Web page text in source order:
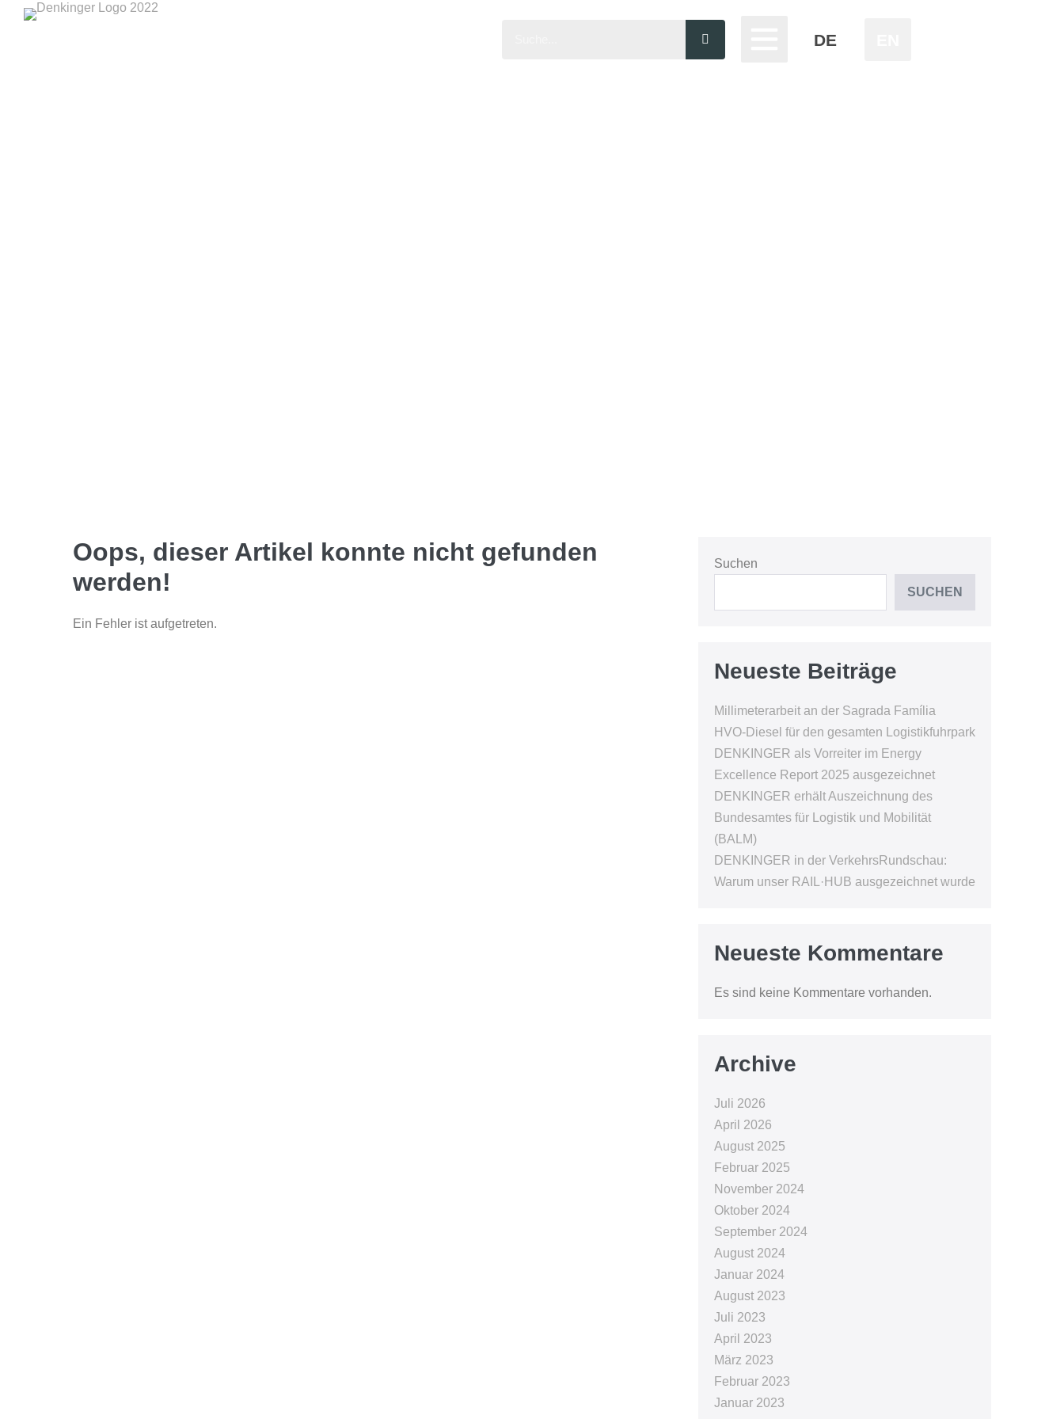
DE
Oops, dieser Artikel konnte nicht gefunden
werden!
Ein Fehler ist aufgetreten.
Suchen
SUCHEN
Neueste Beiträge
Millimeterarbeit an der Sagrada Família
HVO-Diesel für den gesamten Logistikfuhrpark
DENKINGER als Vorreiter im Energy
Excellence Report 2025 ausgezeichnet
DENKINGER erhält Auszeichnung des
Bundesamtes für Logistik und Mobilität
(BALM)
DENKINGER in der VerkehrsRundschau:
Warum unser RAIL·HUB ausgezeichnet wurde
Neueste Kommentare
Es sind keine Kommentare vorhanden.
Archive
Juli 2026
April 2026
August 2025
Februar 2025
November 2024
Oktober 2024
September 2024
August 2024
Januar 2024
August 2023
Juli 2023
April 2023
März 2023
Februar 2023
Januar 2023